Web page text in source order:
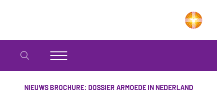
NIEUWS BROCHURE: DOSSIER ARMOEDE IN NEDERLAND